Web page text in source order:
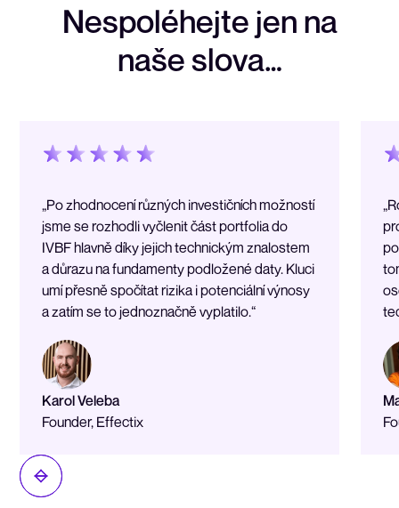
Nespoléhejte jen na
našeslova…
„Po zhodnocení různých investičních možností
jsme se rozhodli vyčlenit část portfolia do
IVBF hlavně díky jejich technickým znalostem
a důrazu na fundamenty podložené daty. Kluci
umí přesně spočítat rizika i potenciální výnosy
a zatím se to jednoznačně vyplatilo.“
Karol Veleba
Founder, Effectix